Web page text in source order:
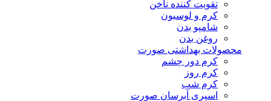
تقویت کننده ناخن
کرم و لوسیون
شامپو بدن
روغن بدن
محصولات بهداشتی صورت
کرم دور چشم
کرم روز
کرم شب
اسپری آبرسان صورت